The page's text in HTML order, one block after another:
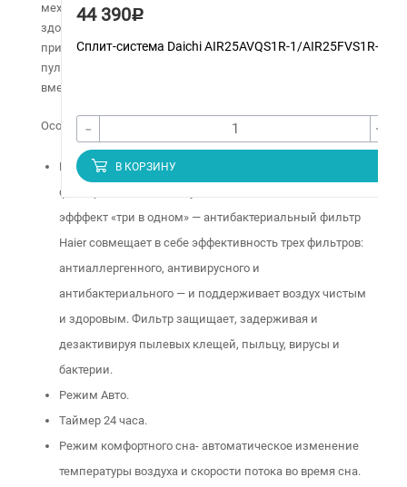
44 390Р
Сплит-система Daichi AIR25AVQS1R-1/AIR25FVS1R-1
- +
В КОРЗИНУ
механических загрязнений, позаботится о Вашем
здоровье и не будет вынуждать дополнительно
приобретать очиститель воздуха. Блокировка клавиш
пульта ДУ – удобное средство исключить нежелательное
вмешательство маленьких детей в работу оборудования.
Особенности:
Наличие антибактериального и фотокаталитического
фильтров очистки воздуха – система NANO-AQUA –
эфффект «три в одном» — антибактериальный фильтр
Haier совмещает в себе эффективность трех фильтров:
антиаллергенного, антивирусного и
антибактериального — и поддерживает воздух чистым
и здоровым. Фильтр защищает, задерживая и
дезактивируя пылевых клещей, пыльцу, вирусы и
бактерии.
Режим Авто.
Таймер 24 часа.
Режим комфортного сна- автоматическое изменение
температуры воздуха и скорости потока во время сна.